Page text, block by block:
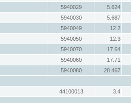
5940029
5.624
5940030
5.687
5940049
12.2
5940050
12.3
5940070
17.64
5940060
17.71
5940080
28.467
44100013
3.4